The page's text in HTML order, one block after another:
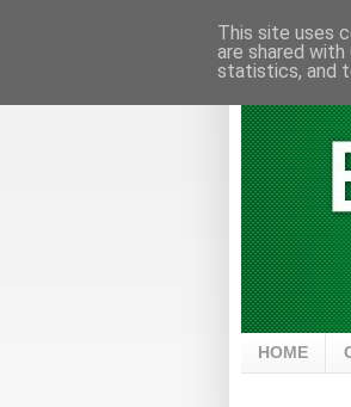
HOME
This site uses
are shared
statistics, and